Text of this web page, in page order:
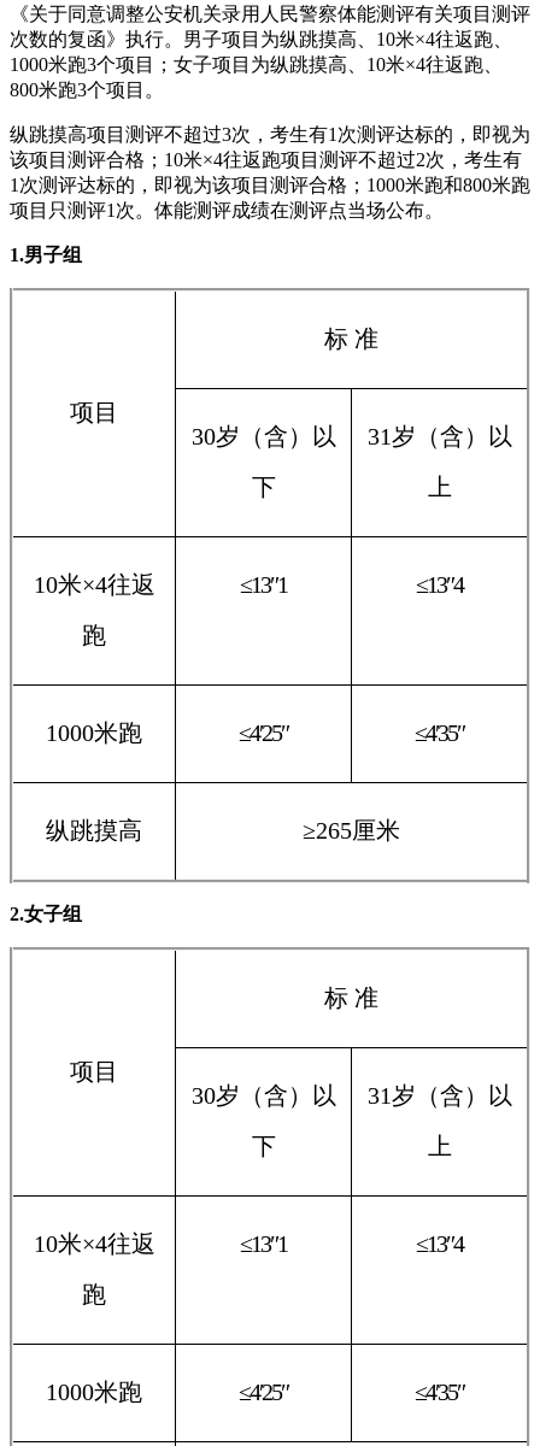
《关于同意调整公安机关录用人民警察体能测评有关项目测评
次数的复函》执行。男子项目为纵跳摸高、10米×4往返跑、
1000米跑3个项目；女子项目为纵跳摸高、10米×4往返跑、
800米跑3个项目。
纵跳摸高项目测评不超过3次，考生有1次测评达标的，即视为
该项目测评合格；10米×4往返跑项目测评不超过2次，考生有
1次测评达标的，即视为该项目测评合格；1000米跑和800米跑
项目只测评1次。体能测评成绩在测评点当场公布。
1.男子组
项目
标 准
30岁（含）以
下
31岁（含）以
上
10米×4往返
跑
≤13″1 ≤13″4
1000米跑 ≤4′25″ ≤4′35″
纵跳摸高 ≥265厘米
2.女子组
项目
标 准
30岁（含）以
下
31岁（含）以
上
10米×4往返
跑
≤13″1 ≤13″4
1000米跑 ≤4′25″ ≤4′35″